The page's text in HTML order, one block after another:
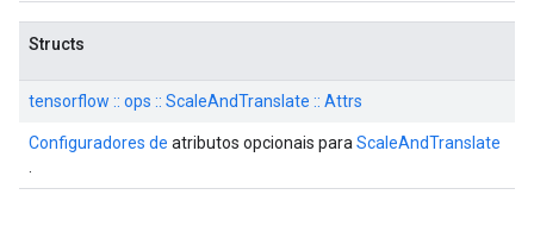
Structs
tensorflow :: ops :: ScaleAndTranslate :: Attrs
Configuradores de atributos opcionais para ScaleAndTranslate